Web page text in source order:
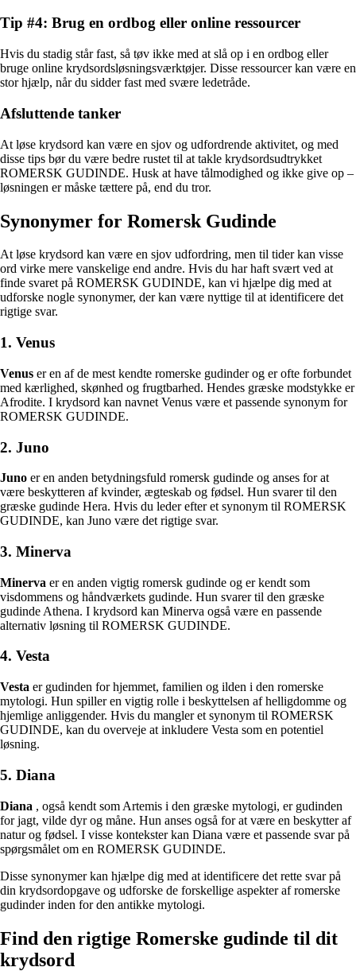
Tip #4: Brug en ordbog eller online ressourcer
Hvis du stadig står fast, så tøv ikke med at slå op i en ordbog eller
bruge online krydsordsløsningsværktøjer. Disse ressourcer kan være en
stor hjælp, når du sidder fast med svære ledetråde.
Afsluttende tanker
At løse krydsord kan være en sjov og udfordrende aktivitet, og med
disse tips bør du være bedre rustet til at takle krydsordsudtrykket
ROMERSK GUDINDE. Husk at have tålmodighed og ikke give op –
løsningen er måske tættere på, end du tror.
Synonymer for Romersk Gudinde
At løse krydsord kan være en sjov udfordring, men til tider kan visse
ord virke mere vanskelige end andre. Hvis du har haft svært ved at
finde svaret på ROMERSK GUDINDE, kan vi hjælpe dig med at
udforske nogle synonymer, der kan være nyttige til at identificere det
rigtige svar.
1. Venus
Venus er en af de mest kendte romerske gudinder og er ofte forbundet
med kærlighed, skønhed og frugtbarhed. Hendes græske modstykke er
Afrodite. I krydsord kan navnet Venus være et passende synonym for
ROMERSK GUDINDE.
2. Juno
Juno er en anden betydningsfuld romersk gudinde og anses for at
være beskytteren af kvinder, ægteskab og fødsel. Hun svarer til den
græske gudinde Hera. Hvis du leder efter et synonym til ROMERSK
GUDINDE, kan Juno være det rigtige svar.
3. Minerva
Minerva er en anden vigtig romersk gudinde og er kendt som
visdommens og håndværkets gudinde. Hun svarer til den græske
gudinde Athena. I krydsord kan Minerva også være en passende
alternativ løsning til ROMERSK GUDINDE.
4. Vesta
Vesta er gudinden for hjemmet, familien og ilden i den romerske
mytologi. Hun spiller en vigtig rolle i beskyttelsen af helligdomme og
hjemlige anliggender. Hvis du mangler et synonym til ROMERSK
GUDINDE, kan du overveje at inkludere Vesta som en potentiel
løsning.
5. Diana
Diana , også kendt som Artemis i den græske mytologi, er gudinden
for jagt, vilde dyr og måne. Hun anses også for at være en beskytter af
natur og fødsel. I visse kontekster kan Diana være et passende svar på
spørgsmålet om en ROMERSK GUDINDE.
Disse synonymer kan hjælpe dig med at identificere det rette svar på
din krydsordopgave og udforske de forskellige aspekter af romerske
gudinder inden for den antikke mytologi.
Find den rigtige Romerske gudinde til dit
krydsord